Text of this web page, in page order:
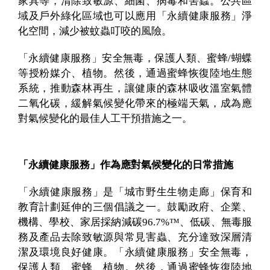
域及戶外綠化區域也可以應用「永續健康服務」淨
化空間，減少被蚊蟲叮咬的風險。
「永續健康服務」安全無毒，保護人類、蜜蜂/蝴蝶
等授粉媒介、植物。然後，通過蜜蜂恢復陸地生態
系統，推動森林再生，讓健康的森林吸收溫室氣體
二氧化碳，緩解氣候變化帶來的極端天氣，成為應
對氣候變化的最佳人工干預措施之一。
「永續健康服務」作為應對氣候變化的日常措施
「永續健康服務」是「城市野生生物走廊」保育和
教育計劃延伸的三個倡議之一。鼓勵政府、企業、
機構、學校、家居採納減碳96.7%™、低碳、無毒服
務及產品去除致敏源與常見害蟲、充分達致深層清
潔及環境良好健康。「永續健康服務」安全無毒，
保護人類、蜜蜂、植物。然後，通過蜜蜂恢復陸地